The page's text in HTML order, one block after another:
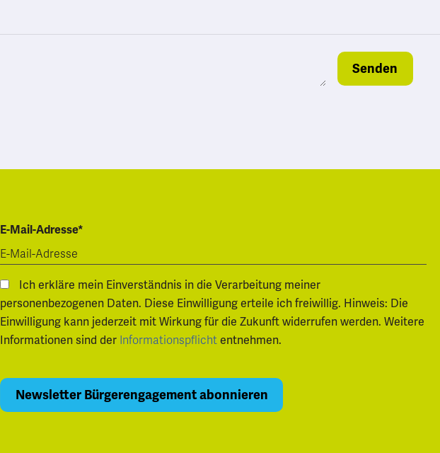
Senden
E-Mail-Adresse*
Ich erkläre mein Einverständnis in die Verarbeitung meiner
personenbezogenen Daten. Diese Einwilligung erteile ich freiwillig. Hinweis: Die
Einwilligung kann jederzeit mit Wirkung für die Zukunft widerrufen werden. Weitere
Informationen sind der Informationspflicht entnehmen.